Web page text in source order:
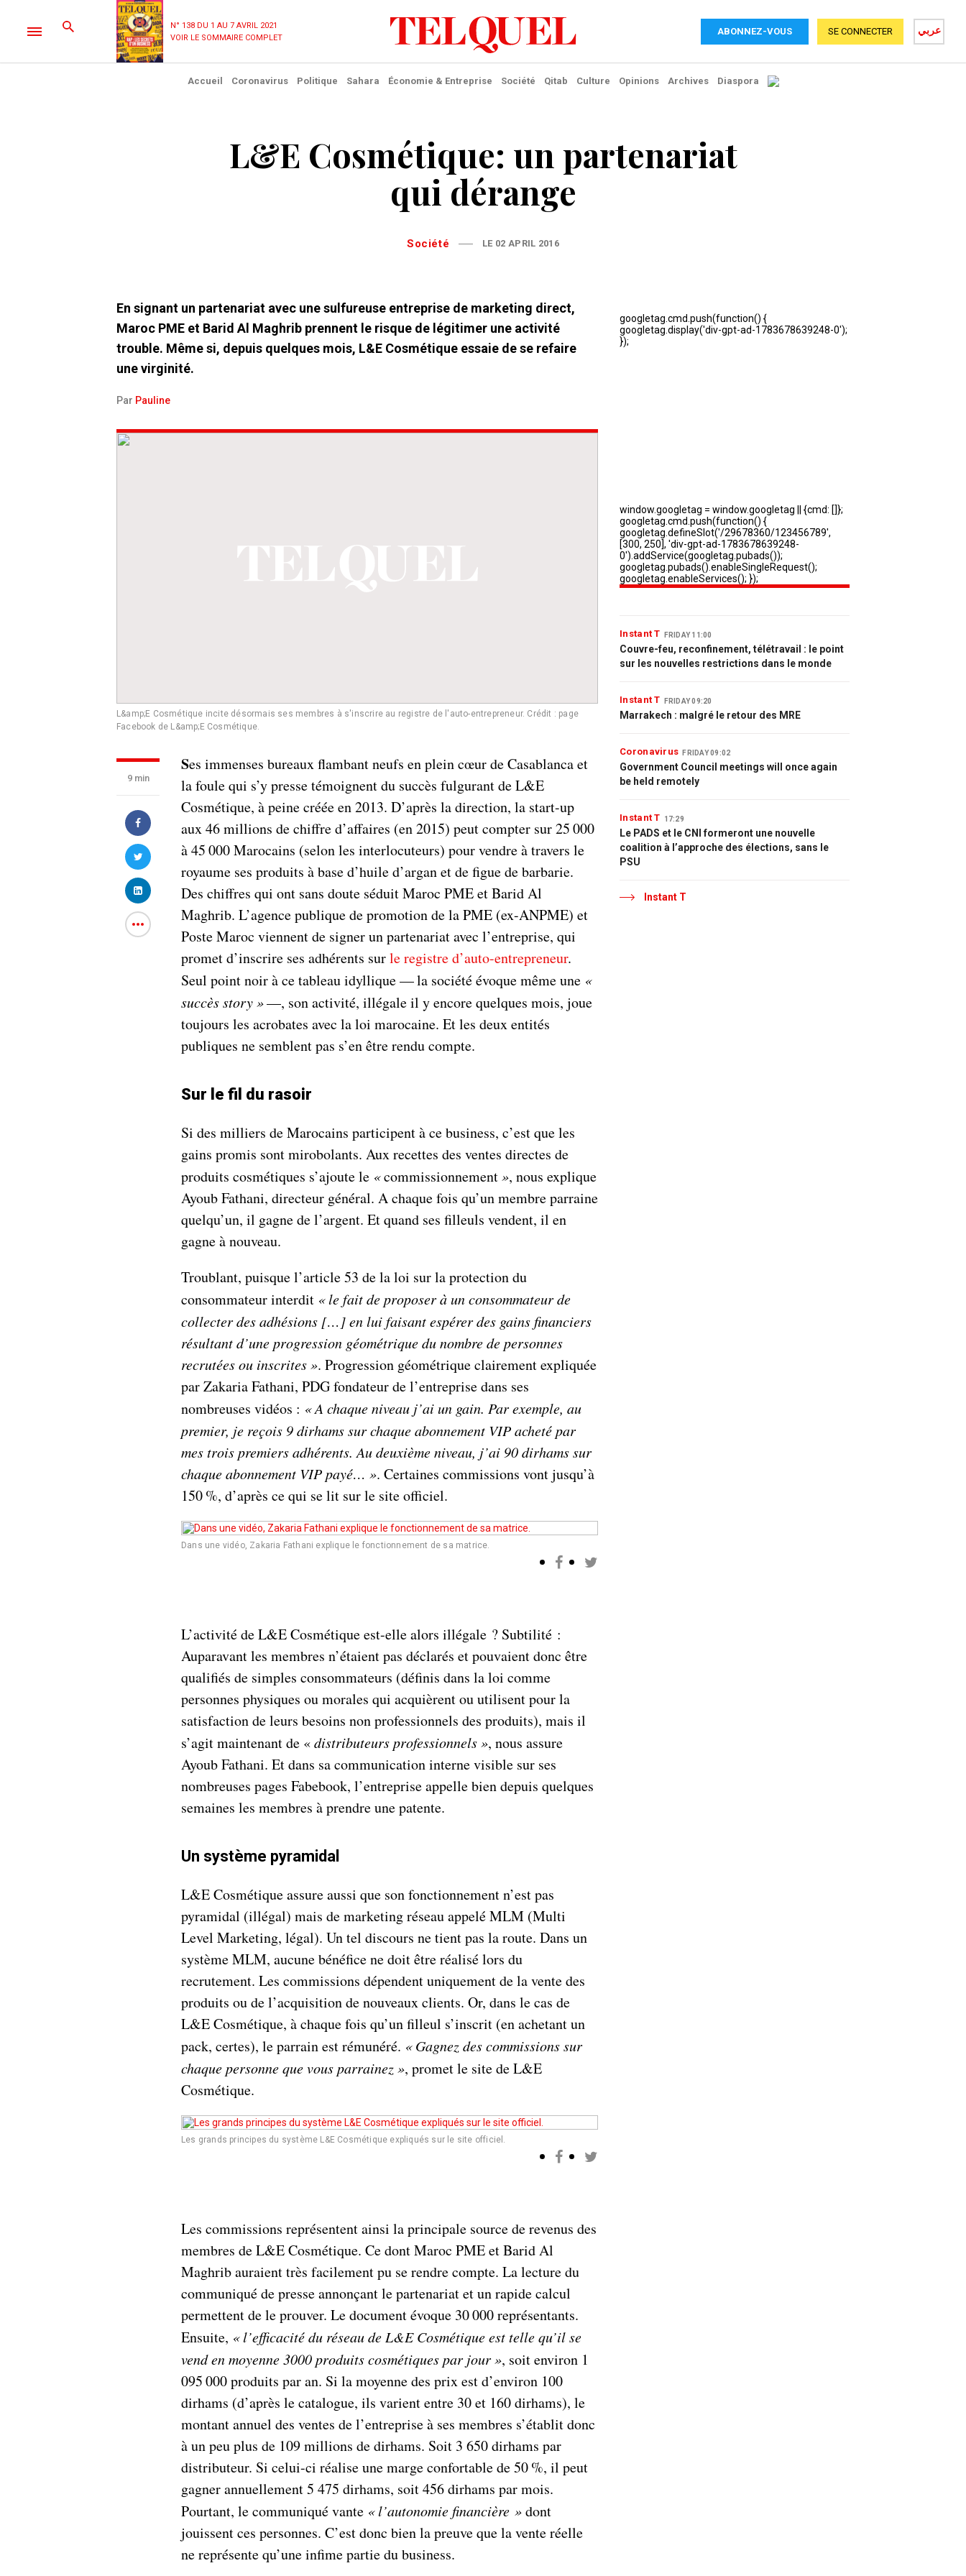
N° 138 DU 1 AU 7 AVRIL 2021
VOIR LE SOMMAIRE COMPLET
ABONNEZ-VOUS عربي SE CONNECTER
Accueil Coronavirus Politique Sahara Économie & Entreprise Société Qitab Culture Opinions Archives Diaspora
L&E Cosmétique: un partenariat
qui dérange
Société LE 02 APRIL 2016
En signant un partenariat avec une sulfureuse entreprise de marketing direct,
Maroc PME et Barid Al Maghrib prennent le risque de légitimer une activité
trouble. Même si, depuis quelques mois, L&E Cosmétique essaie de se refaire
une virginité.
Par Pauline
L&amp;E Cosmétique incite désormais ses membres à s'inscrire au registre de l'auto-entrepreneur. Crédit : page
Facebook de L&amp;E Cosmétique.
9 min
Ses immenses bureaux flambant neufs en plein cœur de Casablanca et
la foule qui s’y presse témoignent du succès fulgurant de L&E
Cosmétique, à peine créée en 2013. D’après la direction, la start-up
aux 46 millions de chiffre d’affaires (en 2015) peut compter sur 25 000
à 45 000 Marocains (selon les interlocuteurs) pour vendre à travers le
royaume ses produits à base d’huile d’argan et de figue de barbarie.
Des chiffres qui ont sans doute séduit Maroc PME et Barid Al
Maghrib. L’agence publique de promotion de la PME (ex-ANPME) et
Poste Maroc viennent de signer un partenariat avec l’entreprise, qui
promet d’inscrire ses adhérents surle registre d’auto-entrepreneur.
Seul point noir à ce tableau idyllique — la société évoque même une «
succès story»—, son activité, illégale il y encore quelques mois, joue
toujours les acrobates avec la loi marocaine. Et les deux entités
publiques ne semblent pas s’en être rendu compte.
Sur le fil du rasoir
Si des milliers de Marocains participent à ce business, c’est que les
gains promis sont mirobolants. Aux recettes des ventes directes de
produits cosmétiques s’ajoute le «commissionnement», nous explique
Ayoub Fathani, directeur général. A chaque fois qu’un membre parraine
quelqu’un, il gagne de l’argent. Et quand ses filleuls vendent, il en
gagne à nouveau.
Troublant, puisque l’article 53 de la loi sur la protection du
consommateur interdit «le fait de proposer à un consommateur de
collecter des adhésions […] en lui faisant espérer des gains financiers
résultant d’une progression géométrique du nombre de personnes
recrutées ou inscrites». Progression géométrique clairement expliquée
par Zakaria Fathani, PDG fondateur de l’entreprise dans ses
nombreuses vidéos : «A chaque niveau j’ai un gain. Par exemple, au
premier, je reçois 9 dirhams sur chaque abonnement VIP acheté par
mes trois premiers adhérents. Au deuxième niveau, j’ai 90 dirhams sur
chaque abonnement VIP payé… ». Certaines commissions vont jusqu’à
150 %, d’après ce qui se lit sur le site officiel.
Dans une vidéo, Zakaria Fathani explique le fonctionnement de sa matrice.
L’activité de L&E Cosmétique est-elle alors illégale ? Subtilité :
Auparavant les membres n’étaient pas déclarés et pouvaient donc être
qualifiés de simples consommateurs (définis dans la loi comme
personnes physiques ou morales qui acquièrent ou utilisent pour la
satisfaction de leurs besoins non professionnels des produits), mais il
s’agit maintenant de «distributeurs professionnels », nous assure
Ayoub Fathani. Et dans sa communication interne visible sur ses
nombreuses pages Fabebook, l’entreprise appelle bien depuis quelques
semaines les membres à prendre une patente.
Un système pyramidal
L&E Cosmétique assure aussi que son fonctionnement n’est pas
pyramidal (illégal) mais de marketing réseau appelé MLM (Multi
Level Marketing, légal). Un tel discours ne tient pas la route. Dans un
système MLM, aucune bénéfice ne doit être réalisé lors du
recrutement. Les commissions dépendent uniquement de la vente des
produits ou de l’acquisition de nouveaux clients. Or, dans le cas de
L&E Cosmétique, à chaque fois qu’un filleul s’inscrit (en achetant un
pack, certes), le parrain est rémunéré. « Gagnez des commissions sur
chaque personne que vous parrainez», promet le site de L&E
Cosmétique.
Les grands principes du système L&E Cosmétique expliqués sur le site officiel.
Les commissions représentent ainsi la principale source de revenus des
membres de L&E Cosmétique. Ce dont Maroc PME et Barid Al
Maghrib auraient très facilement pu se rendre compte. La lecture du
communiqué de presse annonçant le partenariat et un rapide calcul
permettent de le prouver. Le document évoque 30 000 représentants.
Ensuite, «l’efficacité du réseau de L&E Cosmétique est telle qu’il se
vend en moyenne 3000 produits cosmétiques par jour», soit environ 1
095 000 produits par an. Si la moyenne des prix est d’environ 100
dirhams (d’après le catalogue, ils varient entre 30 et 160 dirhams), le
montant annuel des ventes de l’entreprise à ses membres s’établit donc
à un peu plus de 109 millions de dirhams. Soit 3 650 dirhams par
distributeur. Si celui-ci réalise une marge confortable de 50 %, il peut
gagner annuellement 5 475 dirhams, soit 456 dirhams par mois.
Pourtant, le communiqué vante « l’autonomie financière »dont
jouissent ces personnes. C’est donc bien la preuve que la vente réelle
ne représente qu’une infime partie du business.
Instant T FRIDAY 11:00
Couvre-feu, reconfinement, télétravail : le point
sur les nouvelles restrictions dans le monde
Instant T FRIDAY 09:20
Marrakech : malgré le retour des MRE
Coronavirus FRIDAY 09:02
Government Council meetings will once again
be held remotely
Instant T 17:29
Le PADS et le CNI formeront une nouvelle
coalition à l’approche des élections, sans le
PSU
Instant T